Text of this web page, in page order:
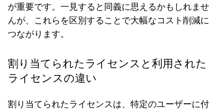
が重要です。一見すると同義に思えるかもしれませ
んが、これらを区別することで大幅なコスト削減に
つながります。
割り当てられたライセンスと利用された
ライセンスの違い
割り当てられたライセンスは、特定のユーザーに付